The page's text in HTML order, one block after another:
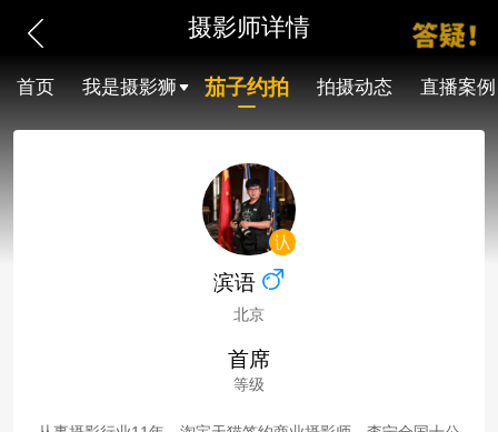
摄影师详情
首页 我是摄影狮 茄子约拍 拍摄动态 直播案例
滨语
北京
首席
等级